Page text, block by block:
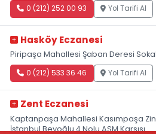
0 (212) 252 00 93 Yol Tarifi Al
Hasköy Eczanesi
Piripaşa Mahallesi Şaban Deresi
0 (212) 533 36 46 Yol Tarifi Al
Zent Eczanesi
Kaptanpaşa Mahallesi Kasımpaşa
İstanbul Beyoğlu 4 Nolu ASM Karşısı